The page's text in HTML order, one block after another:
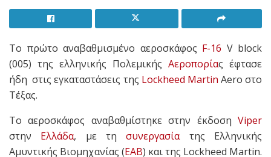
To πρώτο αναβαθμισμένο αεροσκάφος F-16 V block
(005) της ελληνικής Πολεμικής Αεροπορίας έφτασε
ήδη στις εγκαταστάσεις της Lockheed Martin Aero στο
Τέξας.
Το αεροσκάφος αναβαθμίστηκε στην έκδοση Viper
στην Ελλάδα, με τησυνεργασίατης Ελληνικής
Αμυντικής Βιομηχανίας (ΕΑΒ) και της Lockheed Martin.